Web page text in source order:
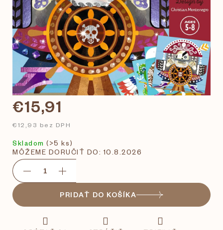
€15,91
€12,93 bez DPH
Skladom (>5 ks)
MÔŽEME DORUČIŤ DO: 10.8.2026
PRIDAŤ DO KOŠÍKA